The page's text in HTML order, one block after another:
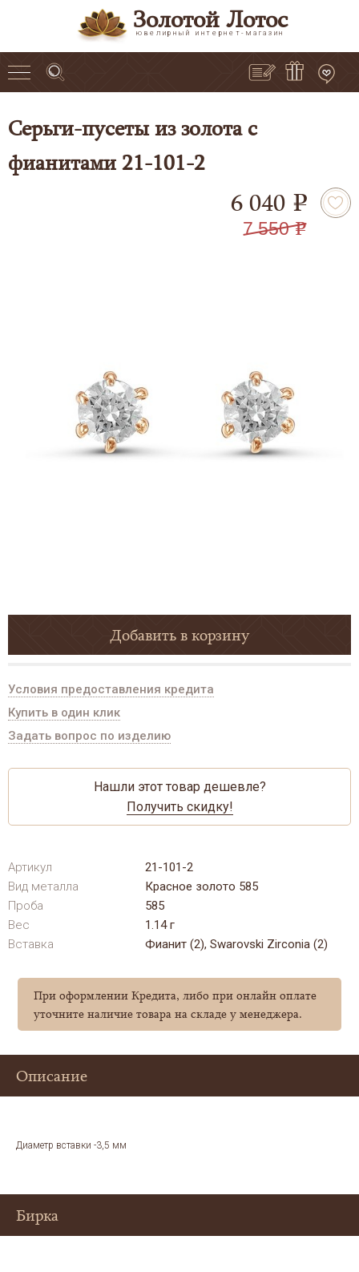
Золотой Лотос
ювелирный интернет-магазин
Серьги-пусеты из золота с
фианитами 21-101-2
6 040 e
7 550 e
Добавить в корзину
Условия предоставления кредита
Купить в один клик
Задать вопрос по изделию
Нашли этот товар дешевле?
Получить скидку!
Артикул
21-101-2
Вид металла
Красное золото 585
Проба
585
Вес
1.14 г
Вставка
Фианит (2), Swarovski Zirconia (2)
При оформлении Кредита, либо при онлайн оплате
уточните наличие товара на складе у менеджера.
Описание
Диаметр вставки -3,5 мм
Бирка